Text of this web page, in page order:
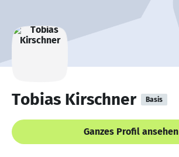
Tobias Kirschner Basis
Ganzes Profil ansehen